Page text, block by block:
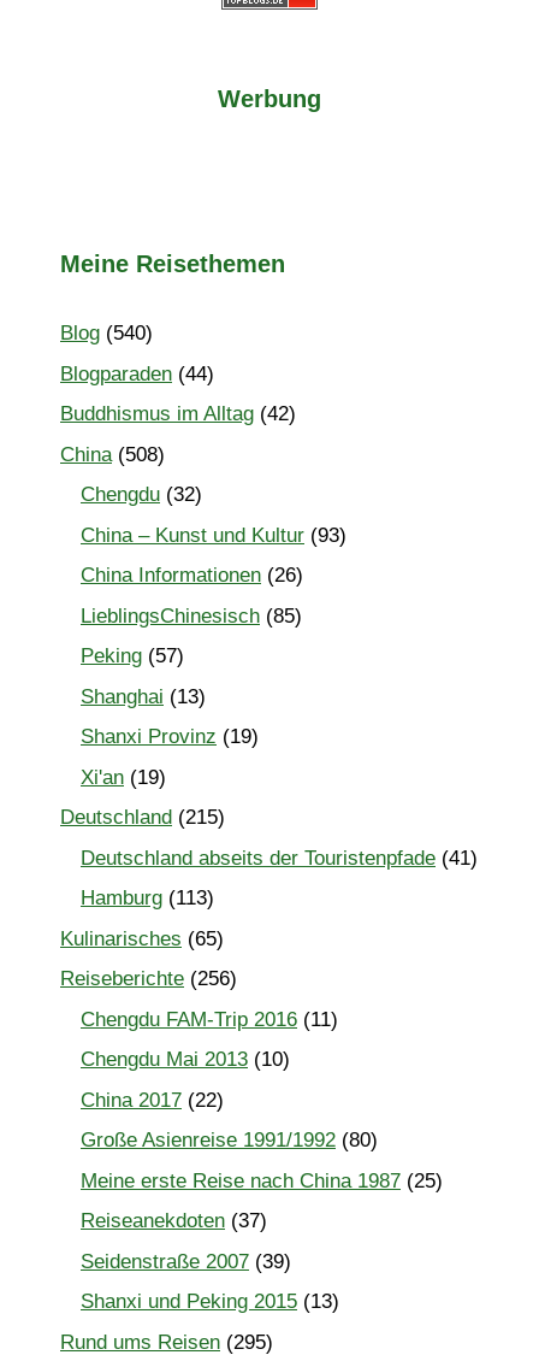
Werbung
Meine Reisethemen
Blog (540)
Blogparaden (44)
Buddhismus im Alltag (42)
China (508)
Chengdu (32)
China – Kunst und Kultur (93)
China Informationen (26)
LieblingsChinesisch (85)
Peking (57)
Shanghai (13)
Shanxi Provinz (19)
Xi'an (19)
Deutschland (215)
Deutschland abseits der Touristenpfade (41)
Hamburg (113)
Kulinarisches (65)
Reiseberichte (256)
Chengdu FAM-Trip 2016 (11)
Chengdu Mai 2013 (10)
China 2017 (22)
Große Asienreise 1991/1992 (80)
Meine erste Reise nach China 1987 (25)
Reiseanekdoten (37)
Seidenstraße 2007 (39)
Shanxi und Peking 2015 (13)
Rund ums Reisen (295)